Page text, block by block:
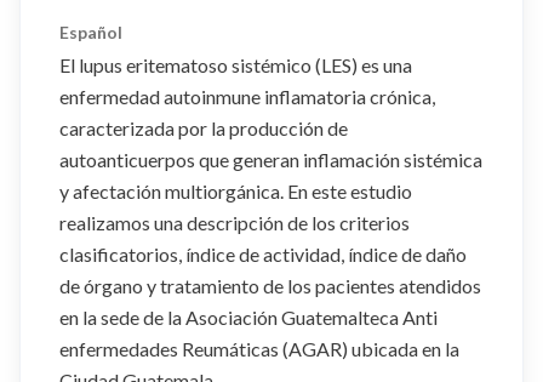
Español
El lupus eritematoso sistémico (LES) es una
enfermedad autoinmune inflamatoria crónica,
caracterizada por la producción de
autoanticuerpos que generan inflamación sistémica
y afectación multiorgánica. En este estudio
realizamos una descripción de los criterios
clasificatorios, índice de actividad, índice de daño
de órgano y tratamiento de los pacientes atendidos
en la sede de la Asociación Guatemalteca Anti
enfermedades Reumáticas (AGAR) ubicada en la